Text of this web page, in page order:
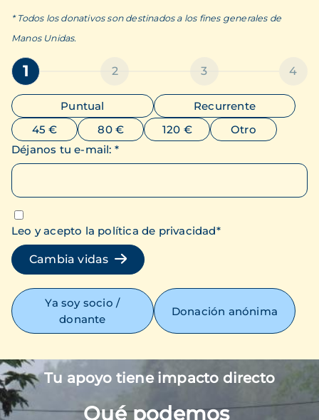
* Todos los donativos son destinados a los fines generales de
Manos Unidas.
1 2 3 4
Puntual
Recurrente
45 €
80 € 120 €
Otro
Déjanos tu e-mail: *
Leo y acepto la política de privacidad*
Cambia vidas
Ya soy socio /
donante
Donación anónima
Imagen Tu apoyo tiene impacto directo
Qué podemos